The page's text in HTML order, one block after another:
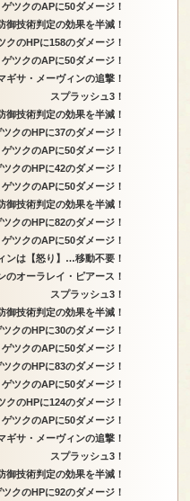
ツクのAPに50ダメージ！
御技術判定の効果を半減！
クのHPに158のダメージ！
ツクのAPに50ダメージ！
ギサ・メーヴィンの追撃！
スプラッシュ3！
御技術判定の効果を半減！
ツクのHPに37のダメージ！
ツクのAPに50ダメージ！
ツクのHPに42のダメージ！
ツクのAPに50ダメージ！
御技術判定の効果を半減！
ツクのHPに82のダメージ！
ツクのAPに50ダメージ！
ンは【怒り】…移動不要！
のオーラレイ・ピアース！
スプラッシュ3！
御技術判定の効果を半減！
ツクのHPに30のダメージ！
ツクのAPに50ダメージ！
ツクのHPに83のダメージ！
ツクのAPに50ダメージ！
クのHPに124のダメージ！
ツクのAPに50ダメージ！
ギサ・メーヴィンの追撃！
スプラッシュ3！
御技術判定の効果を半減！
ツクのHPに92のダメージ！